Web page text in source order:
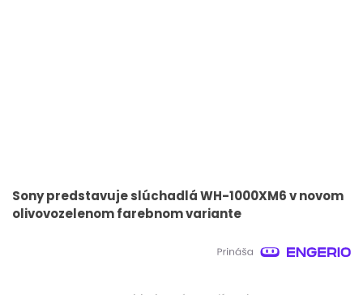
Sony predstavuje slúchadlá WH-1000XM6 v novom
olivovozelenom farebnom variante